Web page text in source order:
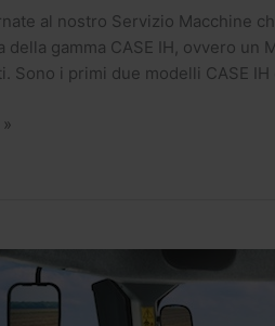
al nostro Servizio Macchine
della gamma CASE IH, ovvero
Sono i primi due modelli CASE